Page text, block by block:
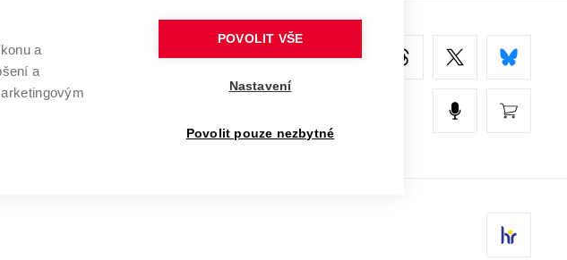
a
a
POVOLIT VŠE
Nastavení
Povolit pouze nezbytné